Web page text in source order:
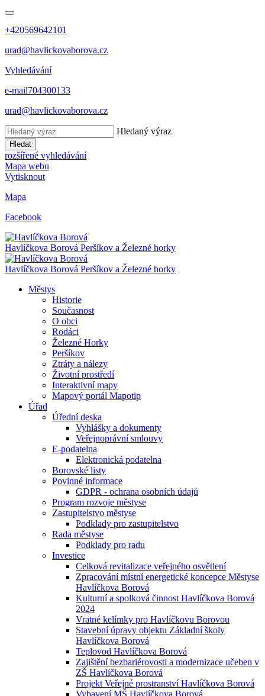
+420569642101
urad@havlickovaborova.cz
Vyhledávání
e-mail704300133
urad@havlickovaborova.cz
Hledaný výraz
Hledat
rozšířené vyhledávání
Mapa webu
Vytisknout
Mapa
Facebook
Havlíčkova Borová Peršíkov a Železné horky
Havlíčkova Borová Peršíkov a Železné horky
Městys
Historie
Současnost
O obci
Rodáci
Železné Horky
Peršíkov
Ztráty a nálezy
Životní prostředí
Interaktivní mapy
Mapový portál Mapotip
Úřad
Úřední deska
Vyhlášky a dokumenty
Veřejnoprávní smlouvy
E-podatelna
Elektronická podatelna
Borovské listy
Povinné informace
GDPR - ochrana osobních údajů
Program rozvoje městyse
Zastupitelstvo městyse
Podklady pro zastupitelstvo
Rada městyse
Podklady pro radu
Investice
Celková revitalizace veřejného osvětlení
Zpracování místní energetické koncepce Městyse
Havlíčkova Borová
Kulturní a spolková činnost Havlíčkova Borová
2024
Vratné kelímky pro Havlíčkovu Borovou
Stavební úpravy objektu Základní školy
Havlíčkova Borová
Teplovod Havlíčkova Borová
Zajištění bezbariérovosti a modernizace učeben v
ZŠ Havlíčkova Borová
Projekt Veřejné prostranství Havlíčkova Borová
Vybavení MŠ Havlíčkova Borová